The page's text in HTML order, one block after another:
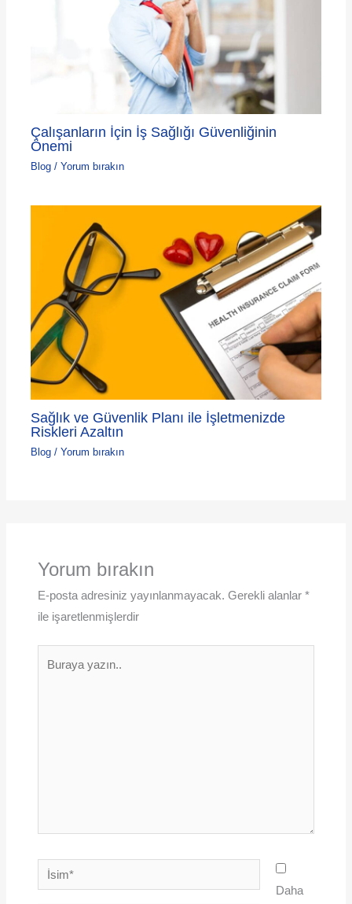
Çalışanların İçin İş Sağlığı Güvenliğinin
Önemi
Blog /Yorum bırakın
Sağlık ve Güvenlik Planı ile İşletmenizde
Riskleri Azaltın
Blog /Yorum bırakın
Yorum bırakın
E-posta adresiniz yayınlanmayacak. Gerekli alanlar *
ile işaretlenmişlerdir
İsim*
Daha